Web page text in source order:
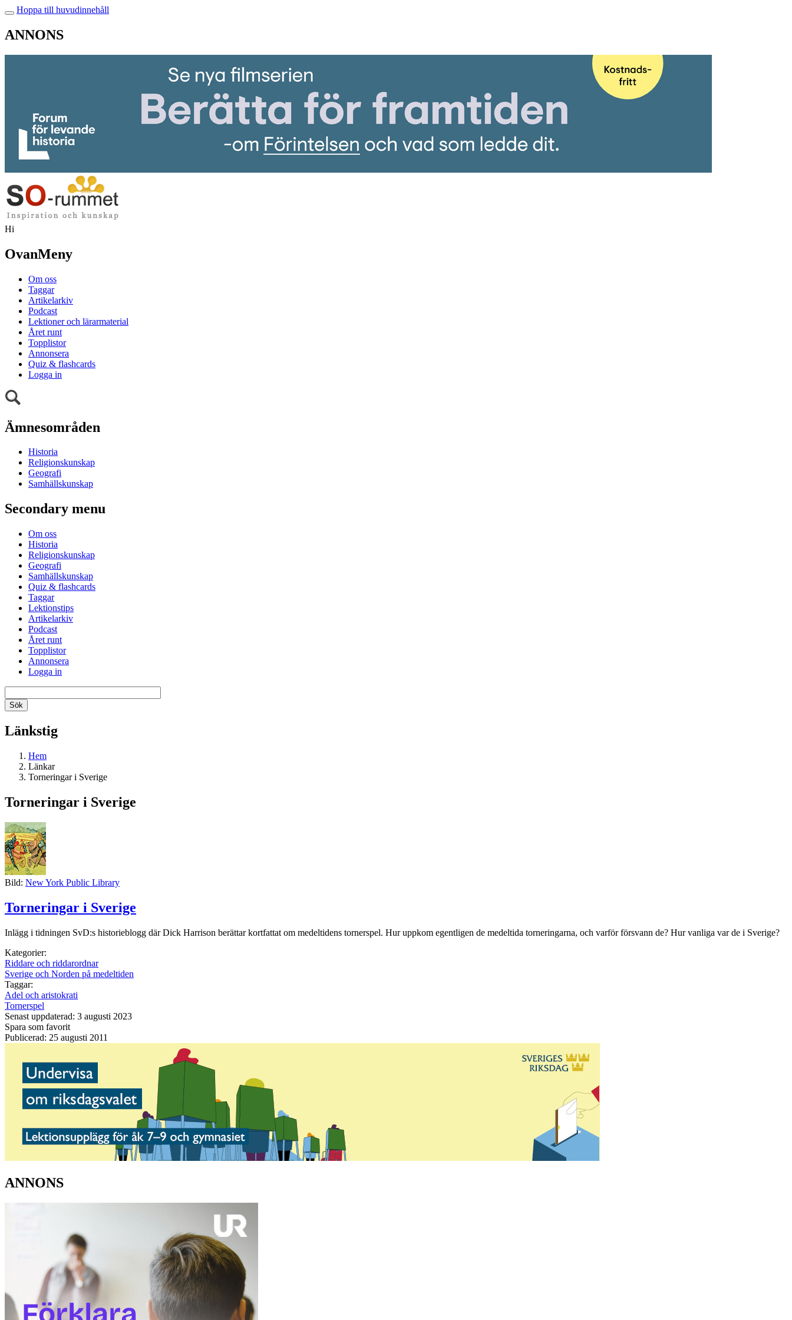
Hoppa till huvudinnehåll
ANNONS
Hi
OvanMeny
Om oss
Taggar
Artikelarkiv
Podcast
Lektioner och lärarmaterial
Året runt
Topplistor
Annonsera
Quiz & flashcards
Logga in
Ämnesområden
Historia
Religionskunskap
Geografi
Samhällskunskap
Secondary menu
Om oss
Historia
Religionskunskap
Geografi
Samhällskunskap
Quiz & flashcards
Taggar
Lektionstips
Artikelarkiv
Podcast
Året runt
Topplistor
Annonsera
Logga in
Länkstig
Hem
Länkar
Torneringar i Sverige
Torneringar i Sverige
Bild: New York Public Library
Torneringar i Sverige
Inlägg i tidningen SvD:s historieblogg där Dick Harrison berättar kortfattat om medeltidens tornerspel. Hur uppkom egentligen de medeltida torneringarna, och varför försvann de? Hur vanliga var de i Sverige?
Kategorier:
Riddare och riddarordnar
Sverige och Norden på medeltiden
Taggar:
Adel och aristokrati
Tornerspel
Senast uppdaterad: 3 augusti 2023
Spara som favorit
Publicerad: 25 augusti 2011
ANNONS